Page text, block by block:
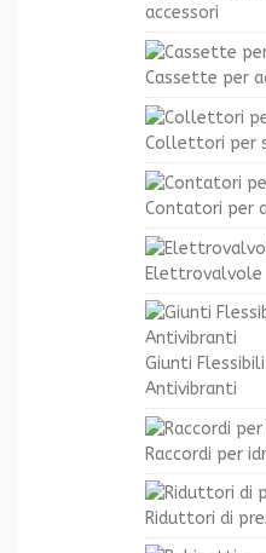
accessori
Cassette per
Collettori per
Contatori per
Elettrovalvole
Giunti
Antivibranti
Raccordi per
Riduttori di